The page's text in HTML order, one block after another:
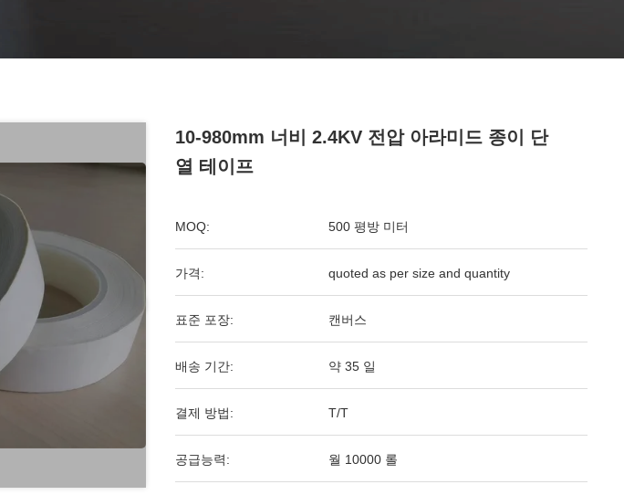
10-980mm 너비 2.4KV 전압 아라미드 종이 단
열 테이프
MOQ: 500 평방 미터
가격: quoted as per size and quantity
표준 포장: 캔버스
배송 기간: 약 35 일
결제 방법: T/T
공급능력: 월 10000 롤